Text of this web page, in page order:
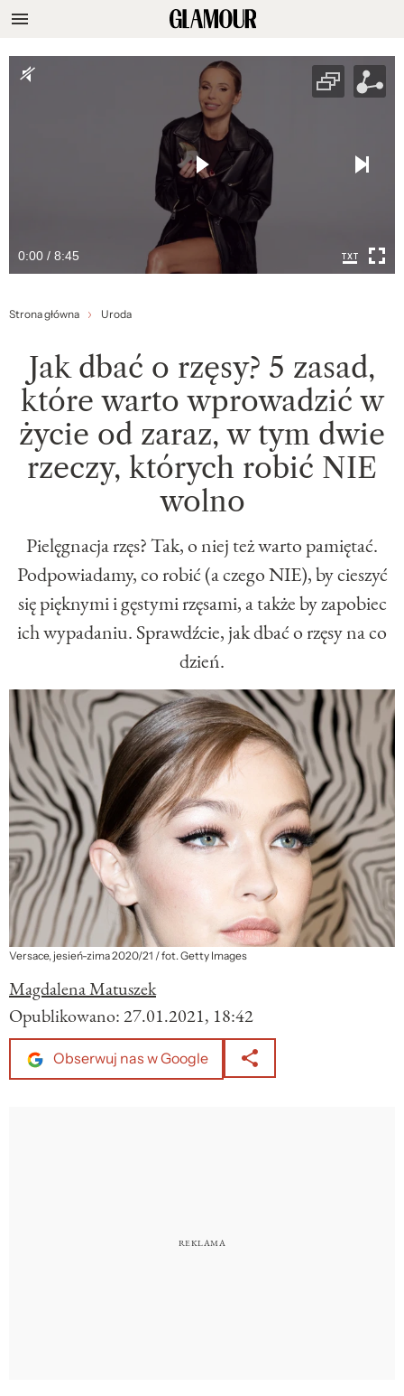
0:00 / 8:45
Strona główna Uroda
Jak dbać o rzęsy? 5 zasad,
które warto wprowadzić w
życie od zaraz, w tym dwie
rzeczy, których robić NIE
wolno
Pielęgnacja rzęs? Tak, o niej też warto pamiętać.
Podpowiadamy, co robić (a czego NIE), by cieszyć
się pięknymi i gęstymi rzęsami, a także by zapobiec
ich wypadaniu. Sprawdźcie, jak dbać o rzęsy na co
dzień.
Versace, jesień-zima 2020/21 / fot. Getty Images
Magdalena Matuszek
Opublikowano:27.01.2021, 18:42
Obserwuj nas w Google